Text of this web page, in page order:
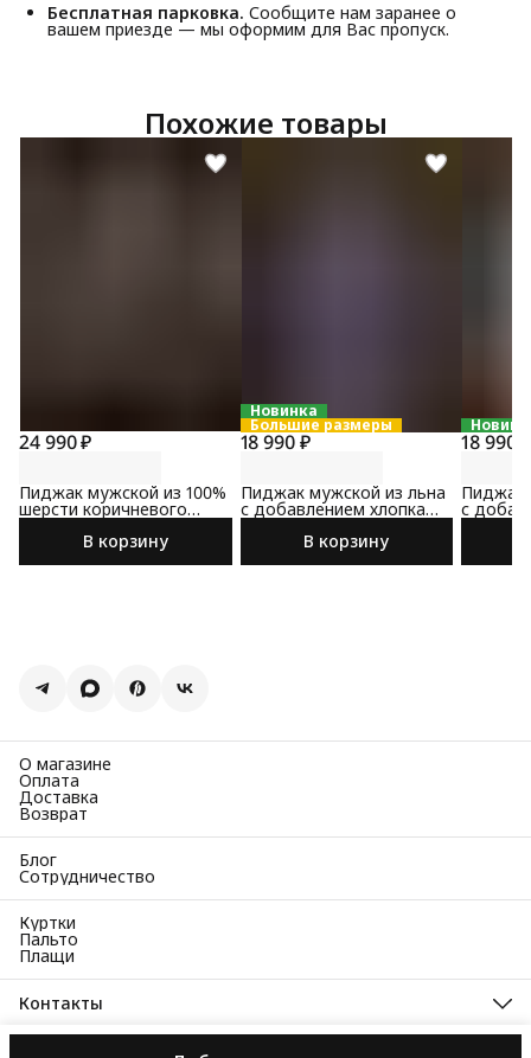
Бесплатная парковка. Сообщите нам заранее о
вашем приезде — мы оформим для Вас пропуск.
Похожие товары
24 990 ₽
Пиджак мужской из 100%
шерсти коричневого
цвета
В корзину
Новинка
Большие размеры
18 990 ₽
Пиджак мужской из льна
с добавлением хлопка
сине-коричневого цвета
В корзину
18 990 ₽
Пиджак
с
О магазине
Оплата
Доставка
Возврат
Блог
Сотрудничество
Куртки
Пальто
Плащи
Контакты
Адрес
Москва, Чапаевский переулок, д. 3